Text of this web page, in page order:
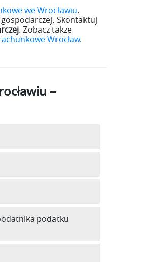
we Wrocławiu.
Skontaktuj
. Zobacz także
Wrocław.
–
podatku